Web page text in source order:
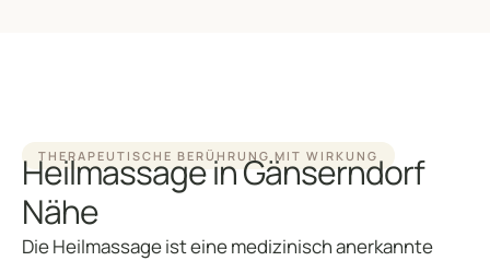
THERAPEUTISCHE BERÜHRUNG MIT WIRKUNG
Heilmassage in Gänserndorf
Nähe
Die Heilmassage ist eine medizinisch anerkannte